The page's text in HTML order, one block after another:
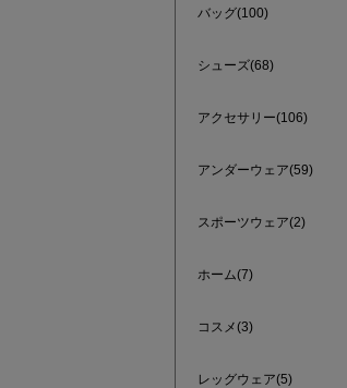
バッグ(100)
シューズ(68)
アクセサリー(106)
アンダーウェア(59)
スポーツウェア(2)
ホーム(7)
コスメ(3)
レッグウェア(5)